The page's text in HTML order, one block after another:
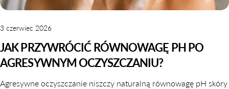
3 czerwiec 2026
JAK PRZYWRÓCIĆ RÓWNOWAGĘ PH PO
AGRESYWNYM OCZYSZCZANIU?
Agresywne oczyszczanie niszczy naturalną równowagę pH skóry